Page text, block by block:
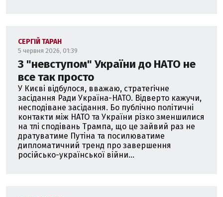
СЕРГІЙ ТАРАН
5 червня 2026, 01:39
З "невступом" України до НАТО не
все так просто
У Києві відбулося, вважаю, стратегічне
засідання Ради Україна-НАТО. Відверто кажучи,
несподіване засідання. Бо публічно політичні
контакти між НАТО та України різко зменшилися
на тлі сподівань Трампа, що це зайвий раз не
дратуватиме Путіна та посилюватиме
дипломатичний тренд про завершення
російсько-української війни...